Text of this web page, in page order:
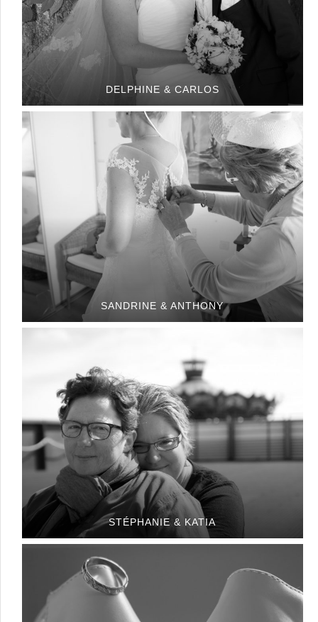
DELPHINE & CARLOS
SANDRINE & ANTHONY
STÉPHANIE & KATIA